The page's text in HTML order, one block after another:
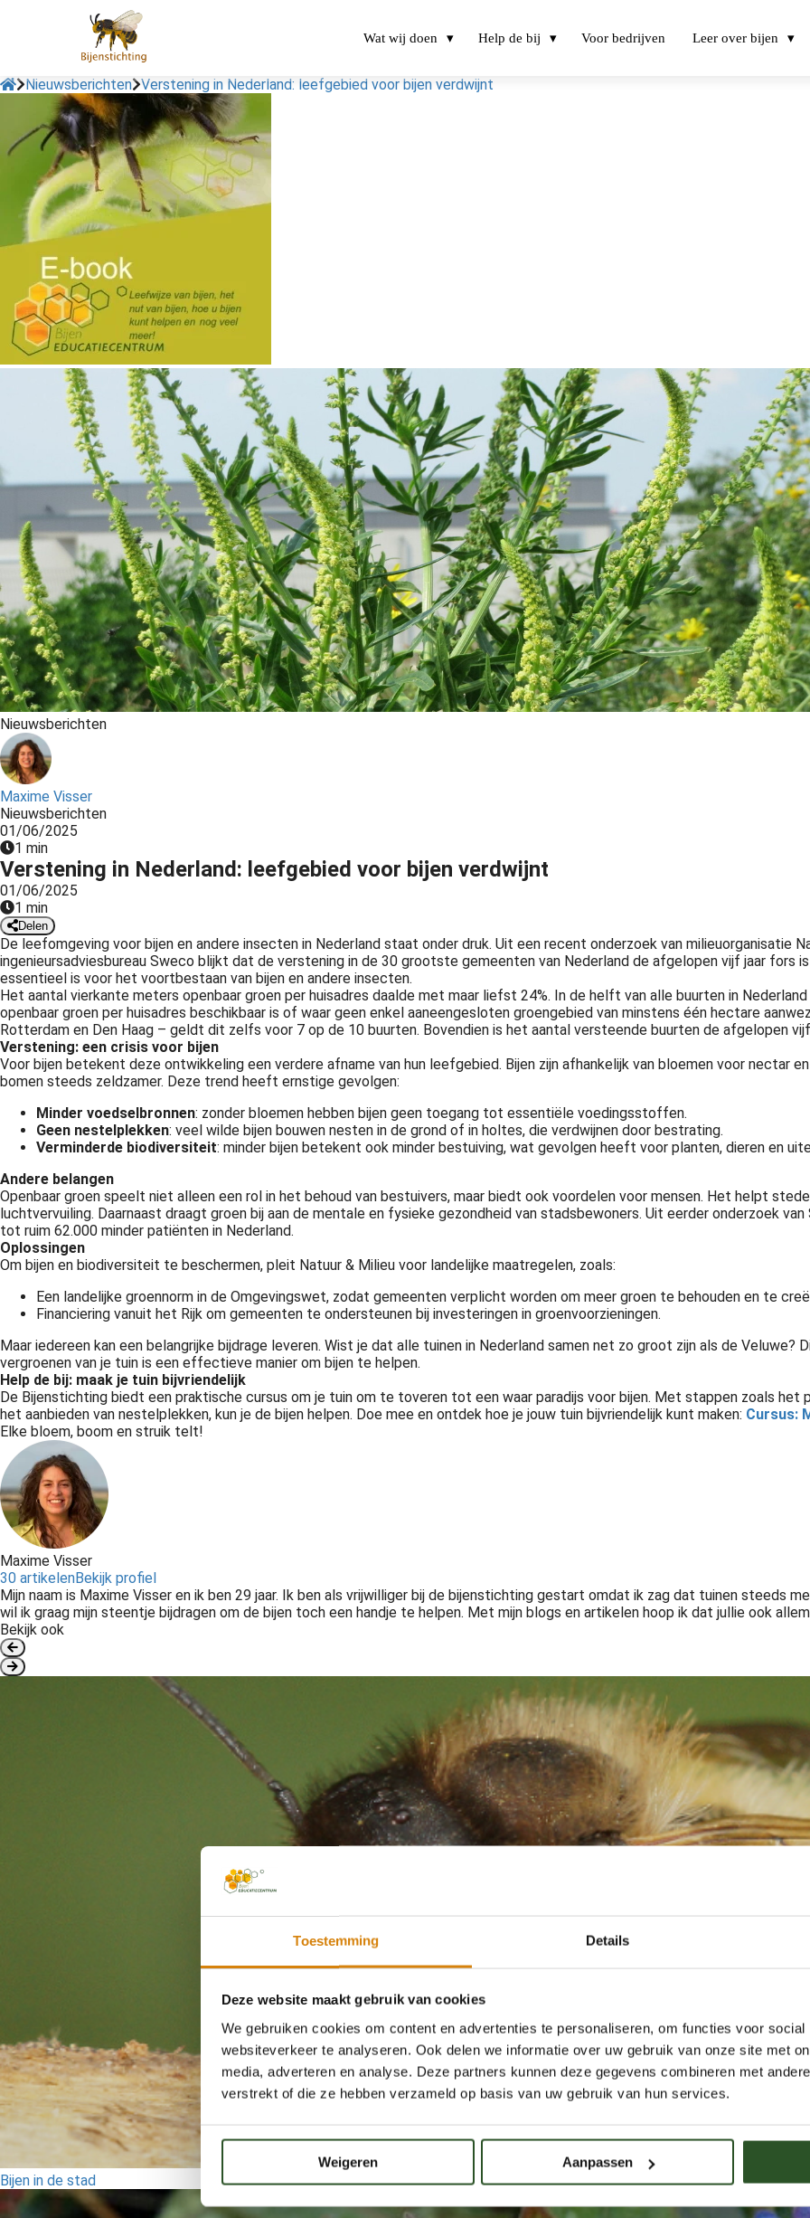
Toestemming Details
Deze website maakt gebruik van cookies
We gebruiken cookies om content en advertenties te personaliseren, om functies voor
websiteverkeer te analyseren. Ook delen we informatie over uw gebruik van onze site met
media, adverteren en analyse. Deze partners kunnen deze gegevens combineren met
verstrekt of die ze hebben verzameld op basis van uw gebruik van hun services.
Weigeren Aanpassen
Wat wij doen Help de bij Voor bedrijven Leer over bijen
Nieuwsberichten Verstening in Nederland: leefgebied voor bijen verdwijnt
Nieuwsberichten
Maxime Visser
Nieuwsberichten
01/06/2025
1 min
Verstening in Nederland: leefgebied voor bijen verdwijnt
01/06/2025
1 min
Delen
De leefomgeving voor bijen en andere insecten in Nederland staat onder druk. Uit een recent onderzoek van milieuorganisatie
ingenieursadviesbureau Sweco blijkt dat de verstening in de 30 grootste gemeenten van Nederland de afgelopen vijf jaar fors
essentieel is voor het voortbestaan van bijen en andere insecten.
Het aantal vierkante meters openbaar groen per huisadres daalde met maar liefst 24%. In de helft van alle buurten in
openbaar groen per huisadres beschikbaar is of waar geen enkel aaneengesloten groengebied van minstens één hectare
Rotterdam en Den Haag – geldt dit zelfs voor 7 op de 10 buurten. Bovendien is het aantal versteende buurten de afgelopen
Verstening: een crisis voor bijen
Voor bijen betekent deze ontwikkeling een verdere afname van hun leefgebied. Bijen zijn afhankelijk van bloemen voor nectar
bomen steeds zeldzamer. Deze trend heeft ernstige gevolgen:
Minder voedselbronnen: zonder bloemen hebben bijen geen toegang tot essentiële voedingsstoffen.
Geen nestelplekken: veel wilde bijen bouwen nesten in de grond of in holtes, die verdwijnen door bestrating.
Verminderde biodiversiteit: minder bijen betekent ook minder bestuiving, wat gevolgen heeft voor planten, dieren en
Andere belangen
Openbaar groen speelt niet alleen een rol in het behoud van bestuivers, maar biedt ook voordelen voor mensen. Het helpt
luchtvervuiling. Daarnaast draagt groen bij aan de mentale en fysieke gezondheid van stadsbewoners. Uit eerder onderzoek
tot ruim 62.000 minder patiënten in Nederland.
Oplossingen
Om bijen en biodiversiteit te beschermen, pleit Natuur & Milieu voor landelijke maatregelen, zoals:
Een landelijke groennorm in de Omgevingswet, zodat gemeenten verplicht worden om meer groen te behouden en te
Financiering vanuit het Rijk om gemeenten te ondersteunen bij investeringen in groenvoorzieningen.
Maar iedereen kan een belangrijke bijdrage leveren. Wist je dat alle tuinen in Nederland samen net zo groot zijn als de
vergroenen van je tuin is een effectieve manier om bijen te helpen.
Help de bij: maak je tuin bijvriendelijk
De Bijenstichting biedt een praktische cursus om je tuin om te toveren tot een waar paradijs voor bijen. Met stappen zoals het
het aanbieden van nestelplekken, kun je de bijen helpen. Doe mee en ontdek hoe je jouw tuin bijvriendelijk kunt maken: Cursus:
Elke bloem, boom en struik telt!
Maxime Visser
30 artikelenBekijk profiel
Mijn naam is Maxime Visser en ik ben 29 jaar. Ik ben als vrijwilliger bij de bijenstichting gestart omdat ik zag dat tuinen steeds
wil ik graag mijn steentje bijdragen om de bijen toch een handje te helpen. Met mijn blogs en artikelen hoop ik dat jullie ook
Bekijk ook
Bijen in de stad